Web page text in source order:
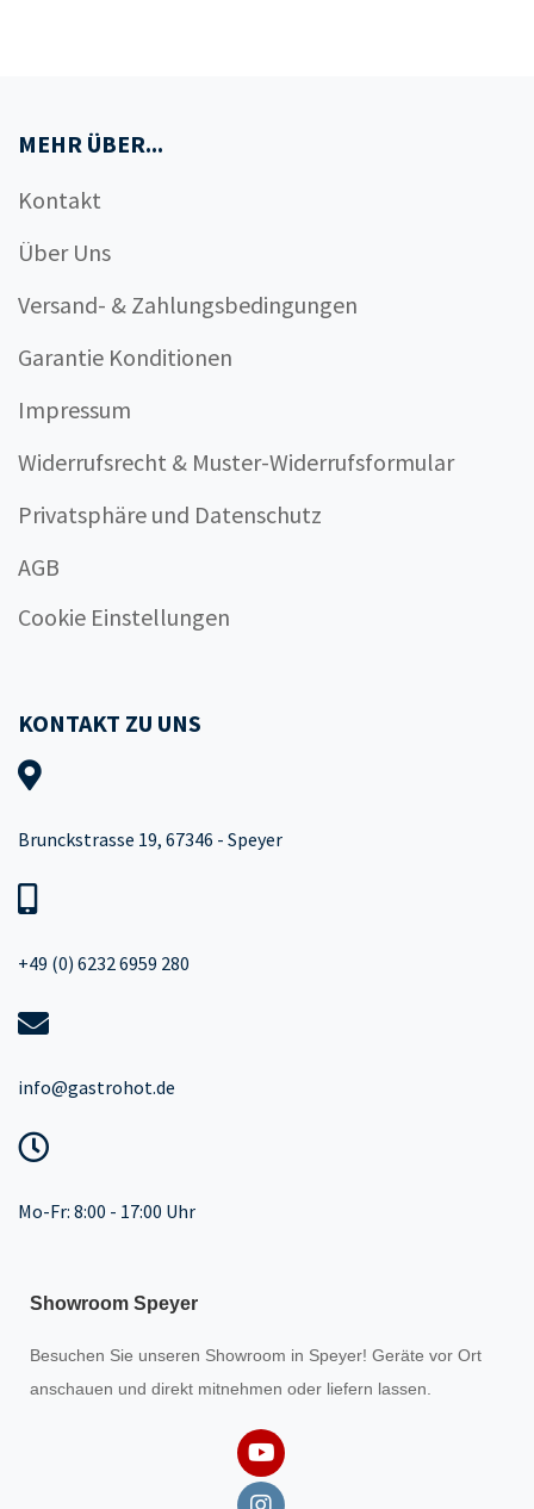
MEHR ÜBER...
Kontakt
Über Uns
Versand- & Zahlungsbedingungen
Garantie Konditionen
Impressum
Widerrufsrecht & Muster-Widerrufsformular
Privatsphäre und Datenschutz
AGB
Cookie Einstellungen
KONTAKT ZU UNS
Brunckstrasse 19, 67346 - Speyer
+49 (0) 6232 6959 280
info@gastrohot.de
Mo-Fr: 8:00 - 17:00 Uhr
Showroom Speyer
Besuchen Sie unseren Showroom in Speyer! Geräte vor Ort
anschauen und direkt mitnehmen oder liefern lassen.